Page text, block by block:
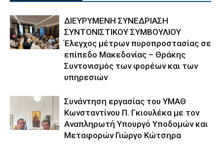
ΔΙΕΥΡΥΜΕΝΗ ΣΥΝΕΔΡΙΑΣΗ
ΣΥΝΤΟΝΙΣΤΙΚΟΥ ΣΥΜΒΟΥΛΙΟΥ
Έλεγχος μέτρων πυροπροστασίας σε
επίπεδο Μακεδονίας – Θράκης
Συντονισμός των φορέων και των
υπηρεσιών
Συνάντηση εργασίας του ΥΜΑΘ
Κωνσταντίνου Π. Γκιουλέκα με τον
Αναπληρωτή Υπουργό Υποδομών και
Μεταφορών Γιώργο Κώτσηρα